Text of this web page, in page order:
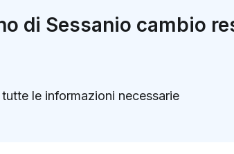
di Sessanio cambio
le informazioni necessarie